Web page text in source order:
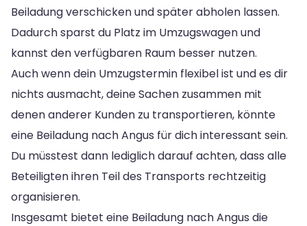
Beiladung verschicken und später abholen lassen.
Dadurch sparst du Platz im Umzugswagen und
kannst den verfügbaren Raum besser nutzen.
Auch wenn dein Umzugstermin flexibel ist und es dir
nichts ausmacht, deine Sachen zusammen mit
denen anderer Kunden zu transportieren, könnte
eine Beiladung nach Angus für dich interessant sein.
Du müsstest dann lediglich darauf achten, dass alle
Beteiligten ihren Teil des Transports rechtzeitig
organisieren.
Insgesamt bietet eine Beiladung nach Angus die